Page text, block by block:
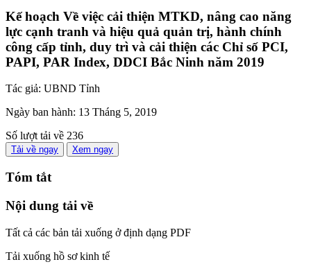
Kế hoạch Về việc cải thiện MTKD, nâng cao năng
lực cạnh tranh và hiệu quả quản trị, hành chính
công cấp tỉnh, duy trì và cải thiện các Chỉ số PCI,
PAPI, PAR Index, DDCI Bắc Ninh năm 2019
Tác giả: UBND Tỉnh
Ngày ban hành: 13 Tháng 5, 2019
Số lượt tải về 236
Tải về ngay Xem ngay
Tóm tắt
Nội dung tải về
Tất cả các bản tải xuống ở định dạng PDF
Tải xuống hồ sơ kinh tế